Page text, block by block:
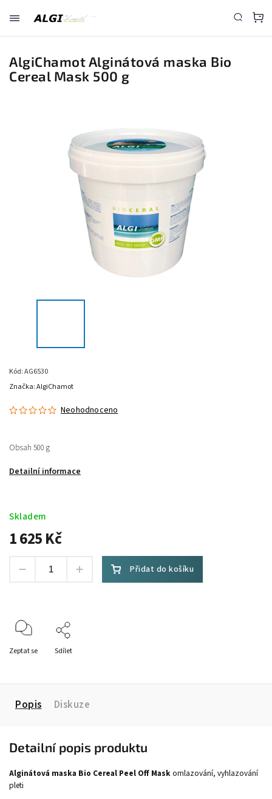
AlgiChamot Alginátová maska Bio
Cereal Mask 500 g
Kód:AG6530
Neohodnoceno
Obsah 500 g
Detailní informace
Značka:AlgiChamot
1 625 Kč
Skladem
Přidat do košíku
Zeptat se Sdílet
Popis Diskuze
Detailní popis produktu
Alginátová maska Bio Cereal Peel Off Maskomlazování, vyhlazování
pleti